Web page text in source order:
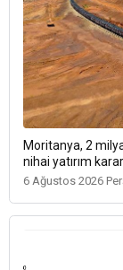
Moritanya, 2
nihai yatırım
6 Ağustos 2026